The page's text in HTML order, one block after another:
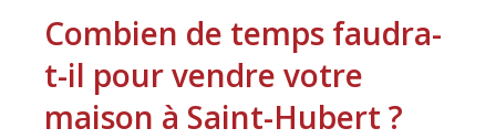
Combien de temps faudra-
t-il pour vendre votre
maison à Saint-Hubert ?